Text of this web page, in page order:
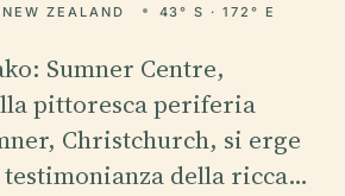
NEW ZEALAND 43° S · 172° E
Sumner Centre,
pittoresca periferia
Christchurch, si erge
della ricca…